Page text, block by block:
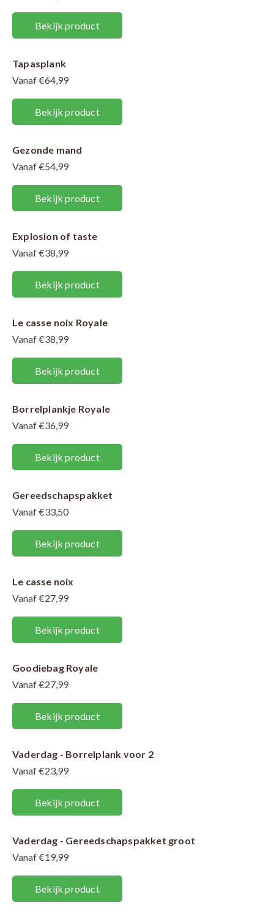
Bekijk product
Tapasplank
Vanaf €64,99
Bekijk product
Gezonde mand
Vanaf €54,99
Bekijk product
Explosion of taste
Vanaf €38,99
Bekijk product
Le casse noix Royale
Vanaf €38,99
Bekijk product
Borrelplankje Royale
Vanaf €36,99
Bekijk product
Gereedschapspakket
Vanaf €33,50
Bekijk product
Le casse noix
Vanaf €27,99
Bekijk product
Goodiebag Royale
Vanaf €27,99
Bekijk product
Vaderdag - Borrelplank voor 2
Vanaf €23,99
Bekijk product
Vaderdag - Gereedschapspakket groot
Vanaf €19,99
Bekijk product